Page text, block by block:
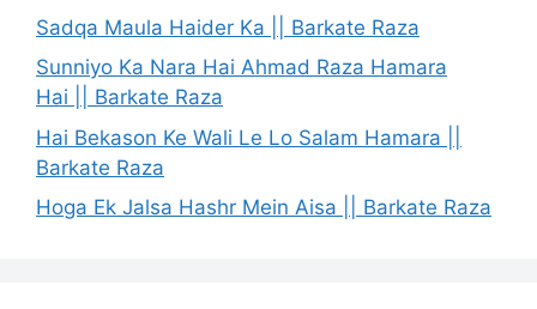
Sadqa Maula Haider Ka || Barkate Raza
Sunniyo Ka Nara Hai Ahmad Raza Hamara
Hai || Barkate Raza
Hai Bekason Ke Wali Le Lo Salam Hamara ||
Barkate Raza
Hoga Ek Jalsa Hashr Mein Aisa || Barkate Raza